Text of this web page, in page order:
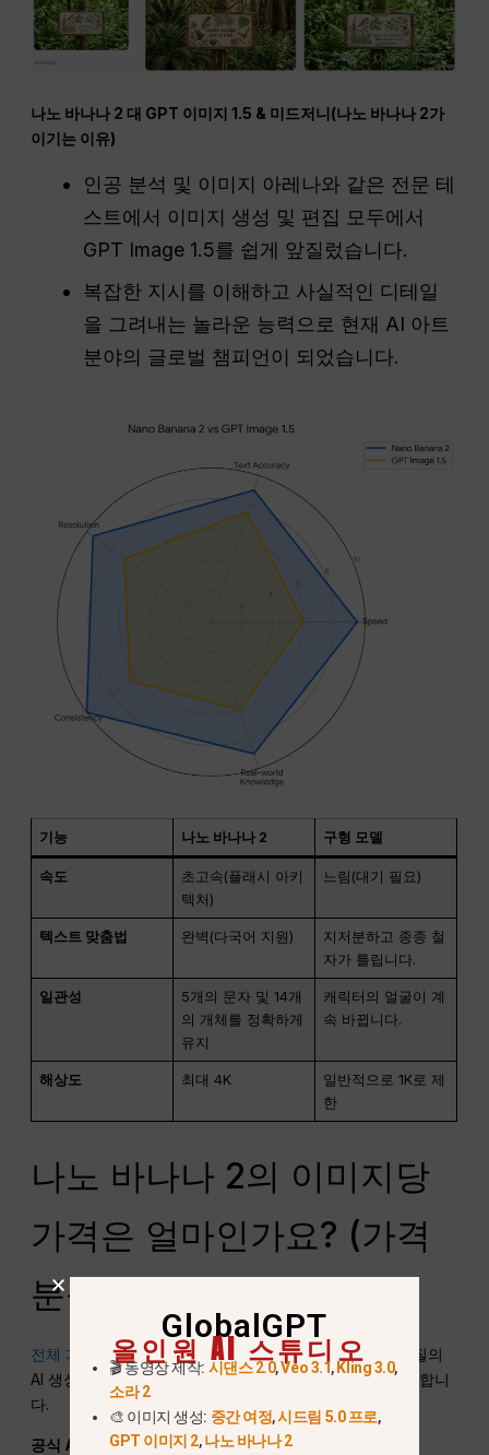
나노 바나나 2 대 GPT 이미지 1.5 & 미드저니(나노 바나나 2가
이기는 이유)
인공 분석 및 이미지 아레나와 같은 전문 테
스트에서 이미지 생성 및 편집 모두에서
GPT Image 1.5를 쉽게 앞질렀습니다.
복잡한 지시를 이해하고 사실적인 디테일
을 그려내는 놀라운 능력으로 현재 AI 아트
분야의 글로벌 챔피언이 되었습니다.
기능 나노 바나나 2 구형 모델
속도
초고속(플래시 아키
텍처)
느림(대기 필요)
텍스트 맞춤법 완벽(다국어 지원)
지저분하고 종종 철
자가 틀립니다.
일관성
5개의 문자 및 14개
의 개체를 정확하게
유지
캐릭터의 얼굴이 계
속 바뀝니다.
해상도 최대 4K
일반적으로 1K로 제
한
나노 바나나 2의 이미지당
가격은 얼마인가요? (가격
분석)
전체 가격 이해하기잘못된 결제 요금제를 선택하면 고품질의
AI 생성이 빠르게 지갑을 털어갈 수 있기 때문에 매우 중요합니
다.
공식 API 비용과 구독 등급 분석하기
GlobalGPT
올인원 AI 스튜디오
🎬 동영상 제작: 시댄스 2.0,Veo 3.1, Kling 3.0,
소라 2
🎨 이미지 생성: 중간 여정,시드림 5.0 프로,
GPT 이미지 2,나노 바나나 2